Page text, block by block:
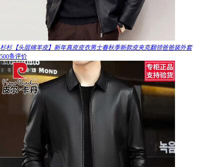
杉杉【头层绵羊皮】新年真皮皮衣男士春秋季新款皮夹克翻领爸爸装外套
500条评价